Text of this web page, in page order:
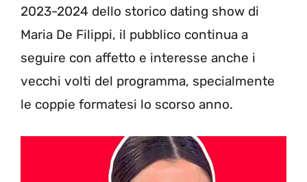
2023-2024 dello storico dating show di
Maria De Filippi, il pubblico continua a
seguire con affetto e interesse anche i
vecchi volti del programma, specialmente
le coppie formatesi lo scorso anno.